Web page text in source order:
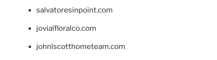
salvatoresinpoint.com
jovialfloralco.com
johnlscotthometeam.com